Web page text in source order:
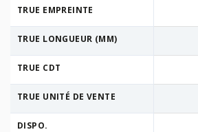
TRUE EMPREINTE
TRUE LONGUEUR (MM)
TRUE CDT
TRUE UNITÉ DE VENTE
DISPO.